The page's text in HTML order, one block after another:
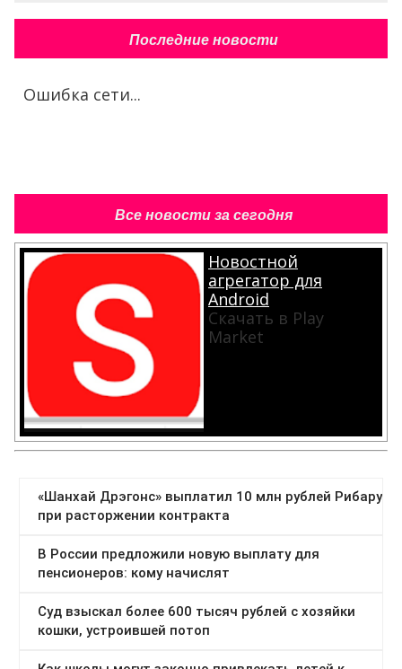
Последние новости
Ошибка сети...
Все новости за сегодня
Новостной
агрегатор для
Android
Скачать в Play
Market